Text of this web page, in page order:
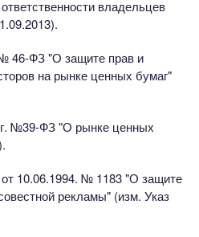
владельцев
46-ФЗ "О защите прав и
на рынке ценных бумаг"
№39-ФЗ "О рынке ценных
10.06.1994. № 1183 "О защите
рекламы" (изм. Указ